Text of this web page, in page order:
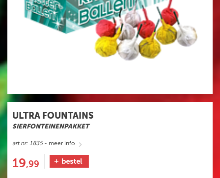
ULTRA FOUNTAINS
SIERFONTEINENPAKKET
art.nr: 1835- meer info
19,99